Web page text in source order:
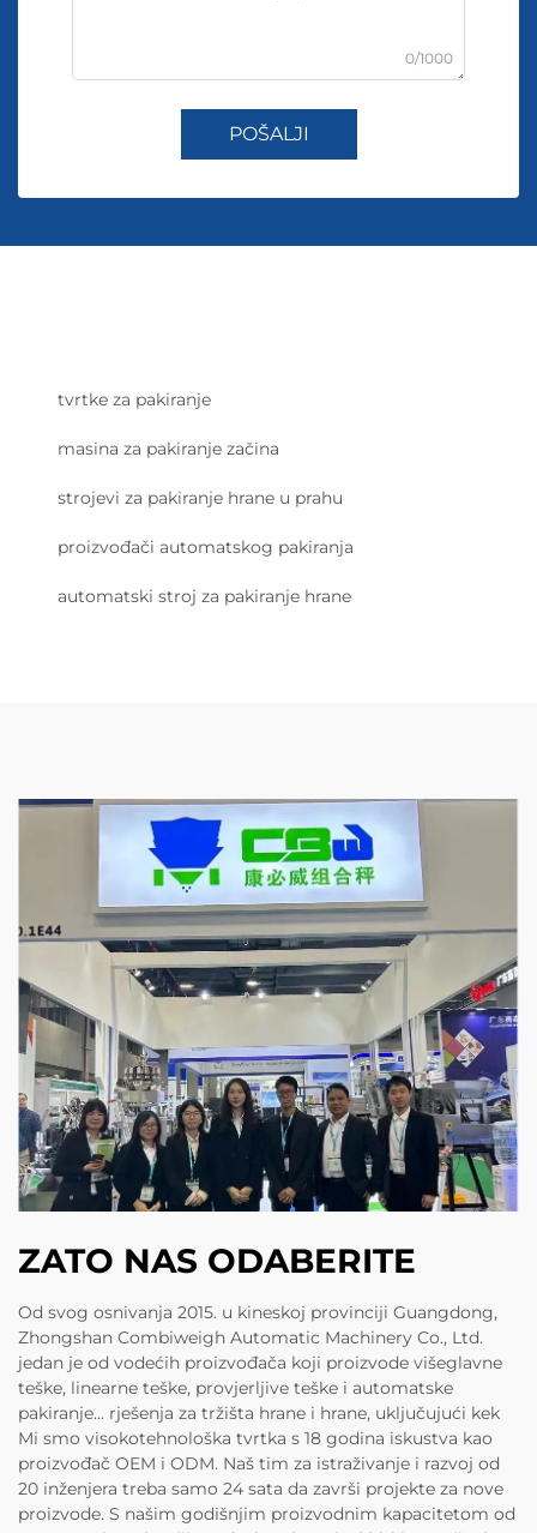
0/1000
POŠALJI
tvrtke za pakiranje
masina za pakiranje začina
strojevi za pakiranje hrane u prahu
proizvođači automatskog pakiranja
automatski stroj za pakiranje hrane
ZATO NAS ODABERITE
Od svog osnivanja 2015. u kineskoj provinciji Guangdong,
Zhongshan Combiweigh Automatic Machinery Co., Ltd.
jedan je od vodećih proizvođača koji proizvode višeglavne
teške, linearne teške, provjerljive teške i automatske
pakiranje... rješenja za tržišta hrane i hrane, uključujući kek
Mi smo visokotehnološka tvrtka s 18 godina iskustva kao
proizvođač OEM i ODM. Naš tim za istraživanje i razvoj od
20 inženjera treba samo 24 sata da završi projekte za nove
proizvode. S našim godišnjim proizvodnim kapacitetom od